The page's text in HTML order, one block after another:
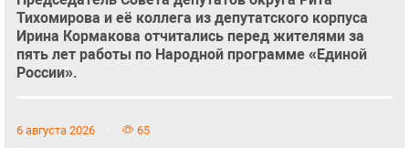
Тихомирова и её коллега из депутатского корпуса
Ирина Кормакова отчитались перед жителями за
пять лет работы по Народной программе «Единой
России».
6 августа 2026 65